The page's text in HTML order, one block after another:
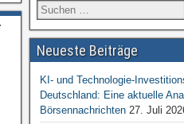
Neueste Beiträge
KI- und Technologie-
Deutschland: Eine aktuelle
Börsennachrichten 27. Juli